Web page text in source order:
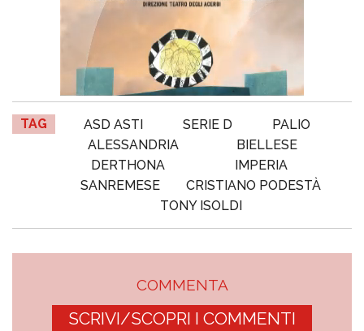
TAG ASD ASTI SERIE D
PALIO
ALESSANDRIA
BIELLESE
DERTHONA
IMPERIA
SANREMESE
CRISTIANO PODESTÀ
TONY ISOLDI
COMMENTA
SCRIVI/SCOPRI I COMMENTI